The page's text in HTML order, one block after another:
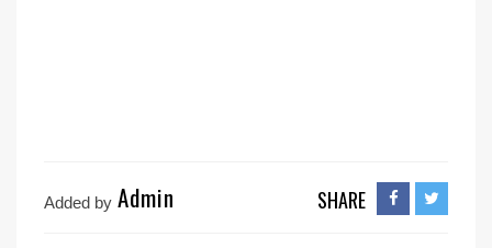
Added by Admin SHARE